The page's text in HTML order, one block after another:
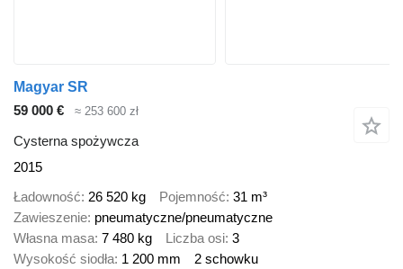
Magyar SR
59 000 €
≈ 253 600 zł
Cysterna spożywcza
2015
Ładowność 26 520 kg Pojemność 31 m³
Zawieszenie pneumatyczne/pneumatyczne
Własna masa 7 480 kg Liczba osi 3
Wysokość siodła 1 200 mm 2 schowku